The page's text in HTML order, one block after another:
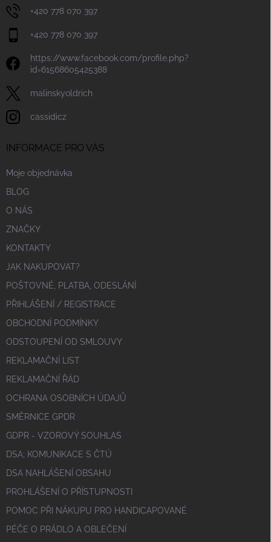
+420 778 070 397
+420 778 070 397
https://www.facebook.com/profile.php?
id=61568605425388
malinskyoldrich
cassidicz
INFORMACE PRO VÁS
Moje objednávka
BLOG
O NÁS
ZNAČKY
KONTAKTY
JAK NAKUPOVAT?
POŠTOVNÉ, PLATBA, ODESLÁNÍ
PŘIHLÁŠENÍ / REGISTRACE
OBCHODNÍ PODMÍNKY
ODSTOUPENÍ OD SMLOUVY
REKLAMAČNÍ LIST
REKLAMAČNÍ ŘÁD
OCHRANA OSOBNÍCH ÚDAJŮ
SMĚRNICE GPDR
GDPR - VZOROVÝ SOUHLAS
DSA; KOMUNIKACE S ČTÚ
DSA NAHLÁŠENÍ OBSAHU
PROHLÁŠENÍ O PŘÍSTUPNOSTI
POMOC PŘI NÁKUPU PRO HANDICAPOVANÉ
PÉČE O PRÁDLO A OBLEČENÍ